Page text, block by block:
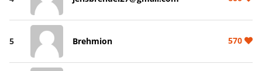
5 Brehmion 570